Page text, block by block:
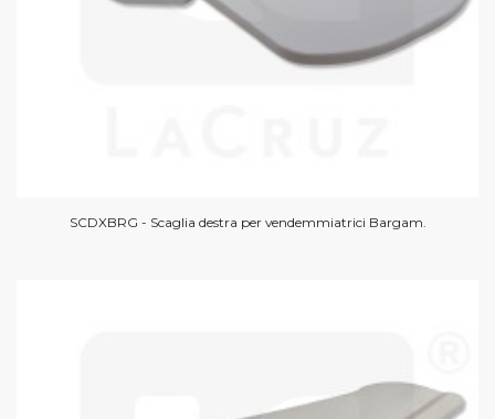
SCDXBRG - Scaglia destra per vendemmiatrici Bargam.